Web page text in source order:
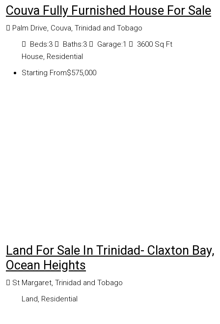
Couva Fully Furnished House For Sale
Palm Drive, Couva, Trinidad and Tobago
Beds:3 Baths:3 Garage:1 3600 Sq Ft
House, Residential
Starting From$575,000
Land For Sale In Trinidad- Claxton Bay,
Ocean Heights
St Margaret, Trinidad and Tobago
Land, Residential